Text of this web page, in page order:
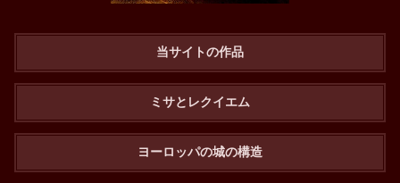
当サイトの作品
ミサとレクイエム
ヨーロッパの城の構造